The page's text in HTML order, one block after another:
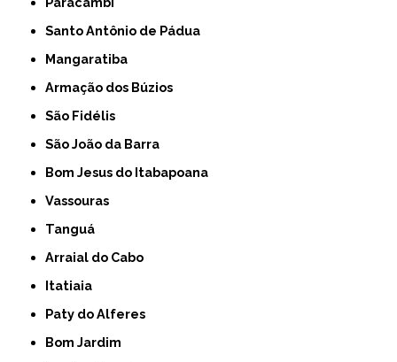
Santo Antônio de Pádua
Mangaratiba
Armação dos Búzios
São Fidélis
São João da Barra
Bom Jesus do Itabapoana
Vassouras
Tanguá
Arraial do Cabo
Itatiaia
Paty do Alferes
Bom Jardim